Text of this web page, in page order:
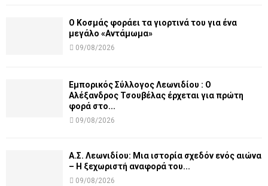
Ο Κοσμάς φοράει τα γιορτινά του για ένα
μεγάλο «Αντάμωμα»
09/08/2026
Εμπορικός Σύλλογος Λεωνιδίου : Ο
Αλέξανδρος Τσουβέλας έρχεται για πρώτη
φορά στο...
09/08/2026
Α.Σ. Λεωνιδίου: Μια ιστορία σχεδόν ενός αιώνα
– Η ξεχωριστή αναφορά του...
09/08/2026